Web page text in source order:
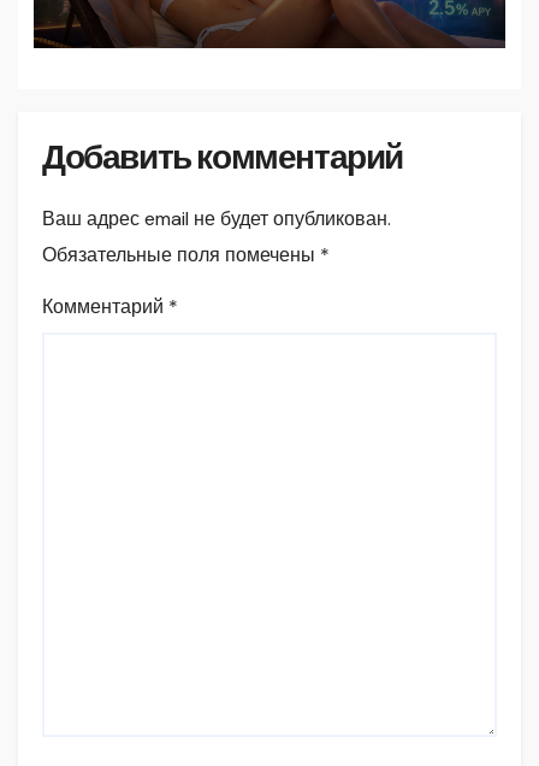
Добавить комментарий
Ваш адрес email не будет опубликован.
Обязательные поля помечены *
Комментарий *